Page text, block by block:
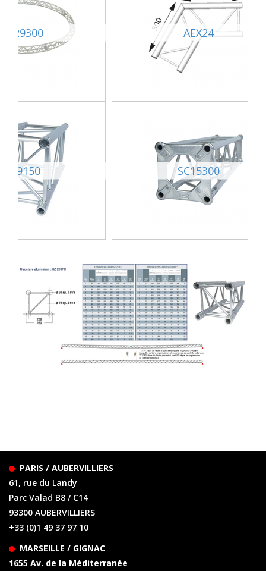
AEX24
SC15300
PARIS / AUBERVILLIERS
61, rue du Landy
Parc Valad B8 / C14
93300 AUBERVILLIERS
+33 (0)1 49 37 97 10
MARSEILLE / GIGNAC
1655 Av. de la Méditerranée